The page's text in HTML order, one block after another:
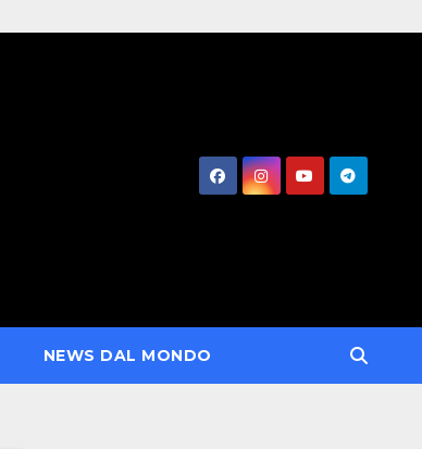
NEWS DAL MONDO